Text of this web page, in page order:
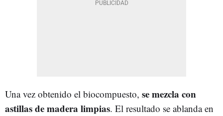
Una vez obtenido el biocompuesto, se mezcla con
astillas de madera limpias. El resultado se ablanda en